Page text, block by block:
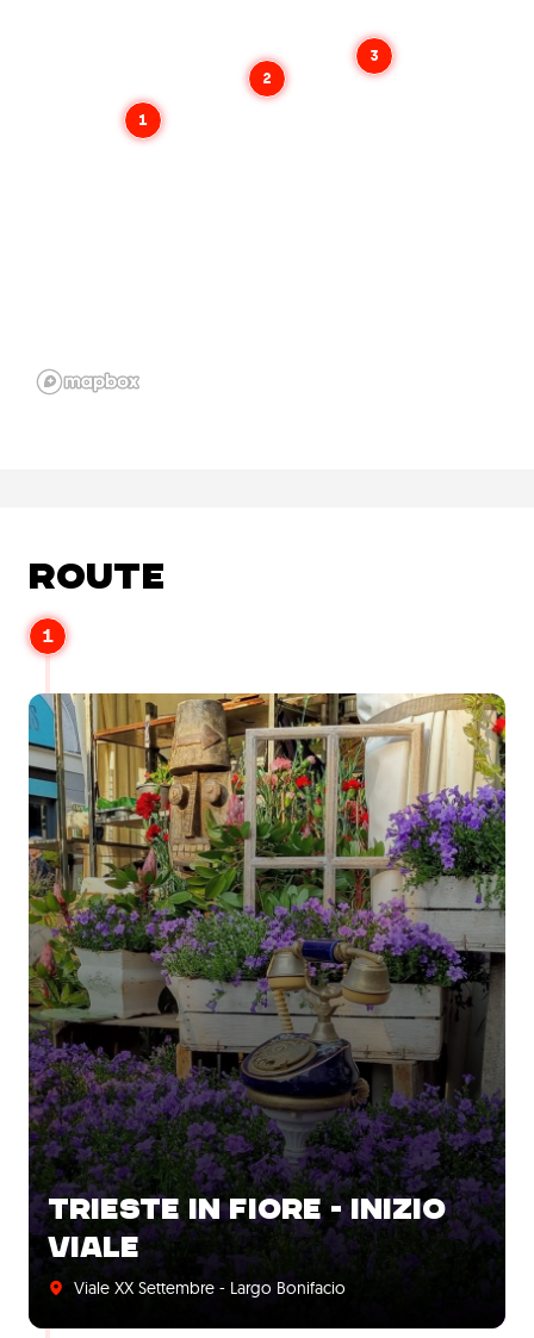
1
2
3
ROUTE
1
TRIESTE IN FIORE - INIZIO
VIALE
Viale XX Settembre - Largo Bonifacio